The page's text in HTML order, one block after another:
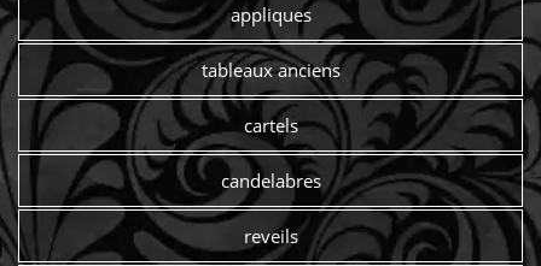
appliques
tableaux anciens
cartels
candelabres
reveils